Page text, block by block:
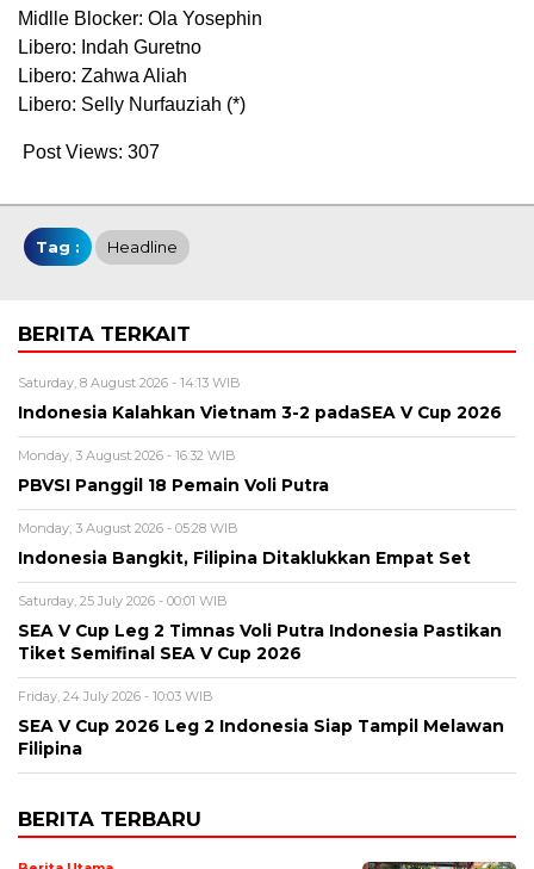
Midlle Blocker: Ola Yosephin
Libero: Indah Guretno
Libero: Zahwa Aliah
Libero: Selly Nurfauziah (*)
Post Views: 307
Tag : Headline
BERITA TERKAIT
Saturday, 8 August 2026 - 14:13 WIB
Indonesia Kalahkan Vietnam 3-2 padaSEA V Cup 2026
Monday, 3 August 2026 - 16:32 WIB
PBVSI Panggil 18 Pemain Voli Putra
Monday, 3 August 2026 - 05:28 WIB
Indonesia Bangkit, Filipina Ditaklukkan Empat Set
Saturday, 25 July 2026 - 00:01 WIB
SEA V Cup Leg 2 Timnas Voli Putra Indonesia Pastikan
Tiket Semifinal SEA V Cup 2026
Friday, 24 July 2026 - 10:03 WIB
SEA V Cup 2026 Leg 2 Indonesia Siap Tampil Melawan
Filipina
BERITA TERBARU